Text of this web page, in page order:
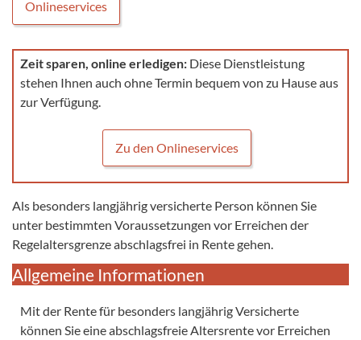
Onlineservices
Zeit sparen, online erledigen: Diese Dienstleistung
stehen Ihnen auch ohne Termin bequem von zu Hause aus
zur Verfügung.
Zu den Onlineservices
Als besonders langjährig versicherte Person können Sie
unter bestimmten Voraussetzungen vor Erreichen der
Regelaltersgrenze abschlagsfrei in Rente gehen.
Allgemeine Informationen
Mit der Rente für besonders langjährig Versicherte
können Sie eine abschlagsfreie Altersrente vor Erreichen